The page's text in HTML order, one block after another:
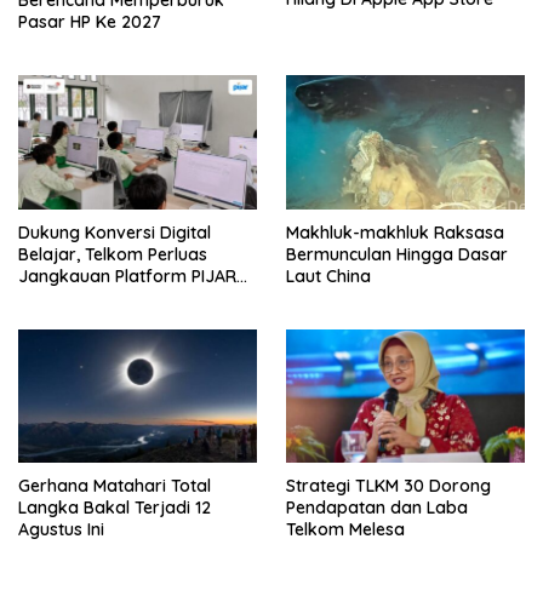
Pasar HP Ke 2027
Dukung Konversi Digital
Belajar, Telkom Perluas
Jangkauan Platform PIJAR
Makhluk-makhluk Raksasa
Bermunculan Hingga Dasar
Laut China
Gerhana Matahari Total
Langka Bakal Terjadi 12
Agustus Ini
Strategi TLKM 30 Dorong
Pendapatan dan Laba
Telkom Melesa